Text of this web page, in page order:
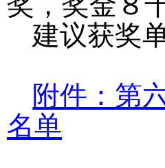
建议获奖
附件：第
名单